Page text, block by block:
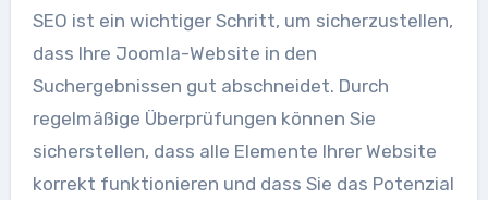
SEO ist ein wichtiger Schritt, um sicherzustellen,
dass Ihre Joomla-Website in den
Suchergebnissen gut abschneidet. Durch
regelmäßige Überprüfungen können Sie
sicherstellen, dass alle Elemente Ihrer Website
korrekt funktionieren und dass Sie das Potenzial